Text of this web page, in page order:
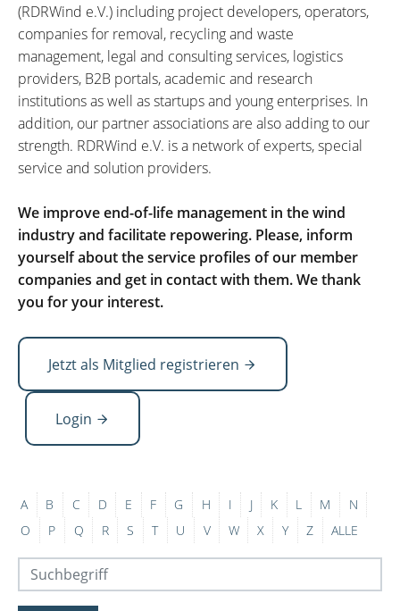
(RDRWind e.V.) including project developers, operators,
companies for removal, recycling and waste
management, legal and consulting services, logistics
providers, B2B portals, academic and research
institutions as well as startups and young enterprises. In
addition, our partner associations are also adding to our
strength. RDRWind e.V. is a network of experts, special
service and solution providers.
We improve end-of-life management in the wind
industry and facilitate repowering. Please, inform
yourself about the service profiles of our member
companies and get in contact with them. We thank
you for your interest.
Jetzt als Mitglied registrieren
Login
A B C D E F G H I J K L M
N
O
P Q R S T U V W X Y Z ALLE